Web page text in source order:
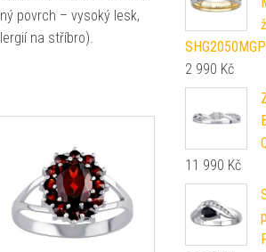
povrch – vysoký lesk,
na stříbro).
2 990 Kč
11 990 Kč